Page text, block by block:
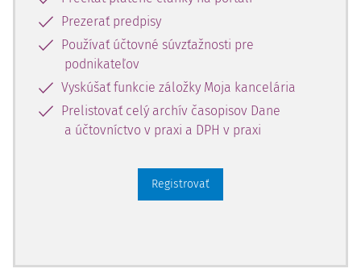
členskom štáte usadenia (nesmie výlučne vykonávať
činnosti oslobodené od dane, pri ktorých nemôže
odpočítať daň podľa § 49 ods. 3 zákona o DPH).
Podanie žiadosti o vrátenie dane
Žiadosť o vrátenie dane sa podáva najneskôr do 30.
Prezerať predpisy
Používať účtovné súvzťažnosti pre
podnikateľov
Vyskúšať funkcie záložky Moja kancelária
Prelistovať celý archív časopisov Dane
a účtovníctvo v praxi a DPH v praxi
Registrovať